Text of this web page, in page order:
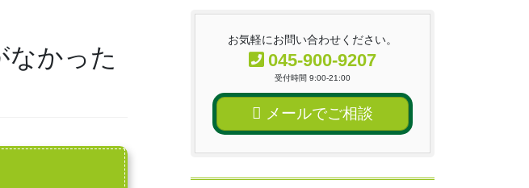
なかった
お気軽にお問い合わせください。
045-900-9207
受付時間 9:00-21:00
メールでご相談